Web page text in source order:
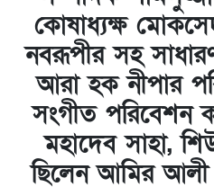
কোষাধ্যক্ষ
নবরূপীর সহ
আরা হক নীপার
সংগীত পরিবেশন
মহাদেব সাহা,
ছিলেন আমির